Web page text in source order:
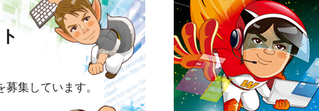
集しています。